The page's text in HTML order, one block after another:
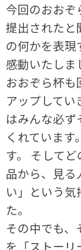
今回のおお
提出されたと
の何かを表現
感動いたしま
おおぞら杯
アップして
はみんな必
くれていま
す。 そして
品から、見る
い」という
た。
その中でも
を「ストーリ